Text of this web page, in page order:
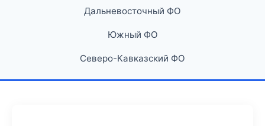
Дальневосточный ФО
Южный ФО
Северо-Кавказский ФО